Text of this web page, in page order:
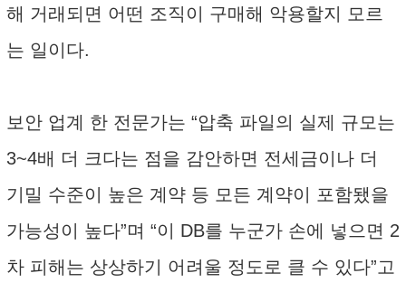
해 거래되면 어떤 조직이 구매해 악용할지 모르
는 일이다.
보안 업계 한 전문가는 “압축 파일의 실제 규모는
3~4배 더 크다는 점을 감안하면 전세금이나 더
기밀 수준이 높은 계약 등 모든 계약이 포함됐을
가능성이 높다”며 “이 DB를 누군가 손에 넣으면 2
차 피해는 상상하기 어려울 정도로 클 수 있다”고